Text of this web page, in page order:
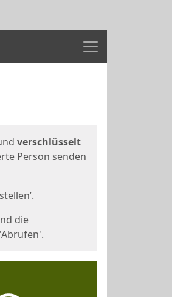
Menü
verschlüsselt
Person senden
die